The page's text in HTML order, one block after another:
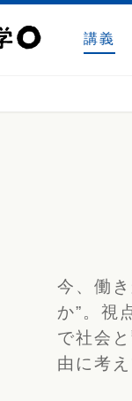
講義
今、働
か”。視
で社会
由に考